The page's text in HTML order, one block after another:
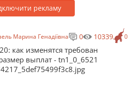
рекламу
Марина Генадіївна 0
0 10339